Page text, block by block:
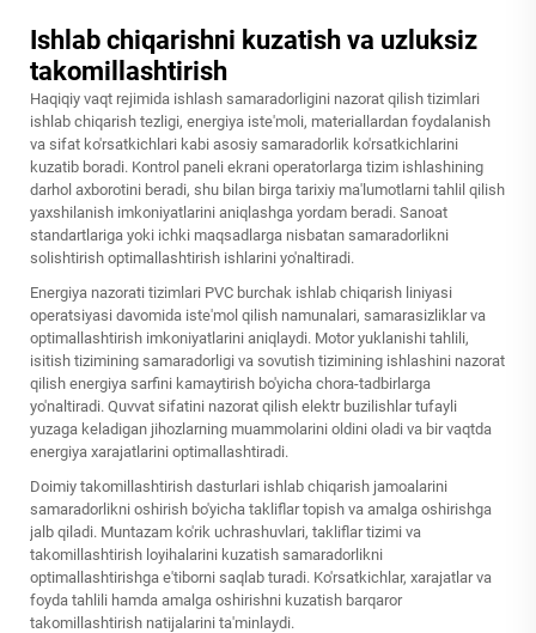
Ishlab chiqarishni kuzatish va uzluksiz
takomillashtirish
Haqiqiy vaqt rejimida ishlash samaradorligini nazorat qilish tizimlari
ishlab chiqarish tezligi, energiya iste'moli, materiallardan foydalanish
va sifat ko'rsatkichlari kabi asosiy samaradorlik ko'rsatkichlarini
kuzatib boradi. Kontrol paneli ekrani operatorlarga tizim ishlashining
darhol axborotini beradi, shu bilan birga tarixiy ma'lumotlarni tahlil qilish
yaxshilanish imkoniyatlarini aniqlashga yordam beradi. Sanoat
standartlariga yoki ichki maqsadlarga nisbatan samaradorlikni
solishtirish optimallashtirish ishlarini yo'naltiradi.
Energiya nazorati tizimlari PVC burchak ishlab chiqarish liniyasi
operatsiyasi davomida iste'mol qilish namunalari, samarasizliklar va
optimallashtirish imkoniyatlarini aniqlaydi. Motor yuklanishi tahlili,
isitish tizimining samaradorligi va sovutish tizimining ishlashini nazorat
qilish energiya sarfini kamaytirish bo'yicha chora-tadbirlarga
yo'naltiradi. Quvvat sifatini nazorat qilish elektr buzilishlar tufayli
yuzaga keladigan jihozlarning muammolarini oldini oladi va bir vaqtda
energiya xarajatlarini optimallashtiradi.
Doimiy takomillashtirish dasturlari ishlab chiqarish jamoalarini
samaradorlikni oshirish bo'yicha takliflar topish va amalga oshirishga
jalb qiladi. Muntazam ko'rik uchrashuvlari, takliflar tizimi va
takomillashtirish loyihalarini kuzatish samaradorlikni
optimallashtirishga e'tiborni saqlab turadi. Ko'rsatkichlar, xarajatlar va
foyda tahlili hamda amalga oshirishni kuzatish barqaror
takomillashtirish natijalarini ta'minlaydi.